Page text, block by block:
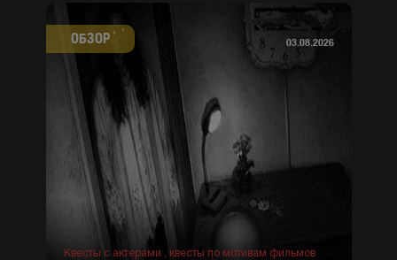
ОБЗОР 03.08.2026
Квесты с актерами , квесты по мотивам фильмов